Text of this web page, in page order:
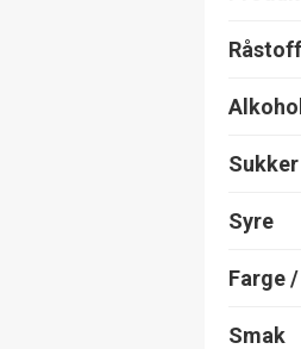
Sukker
Syre
Farge
Smak